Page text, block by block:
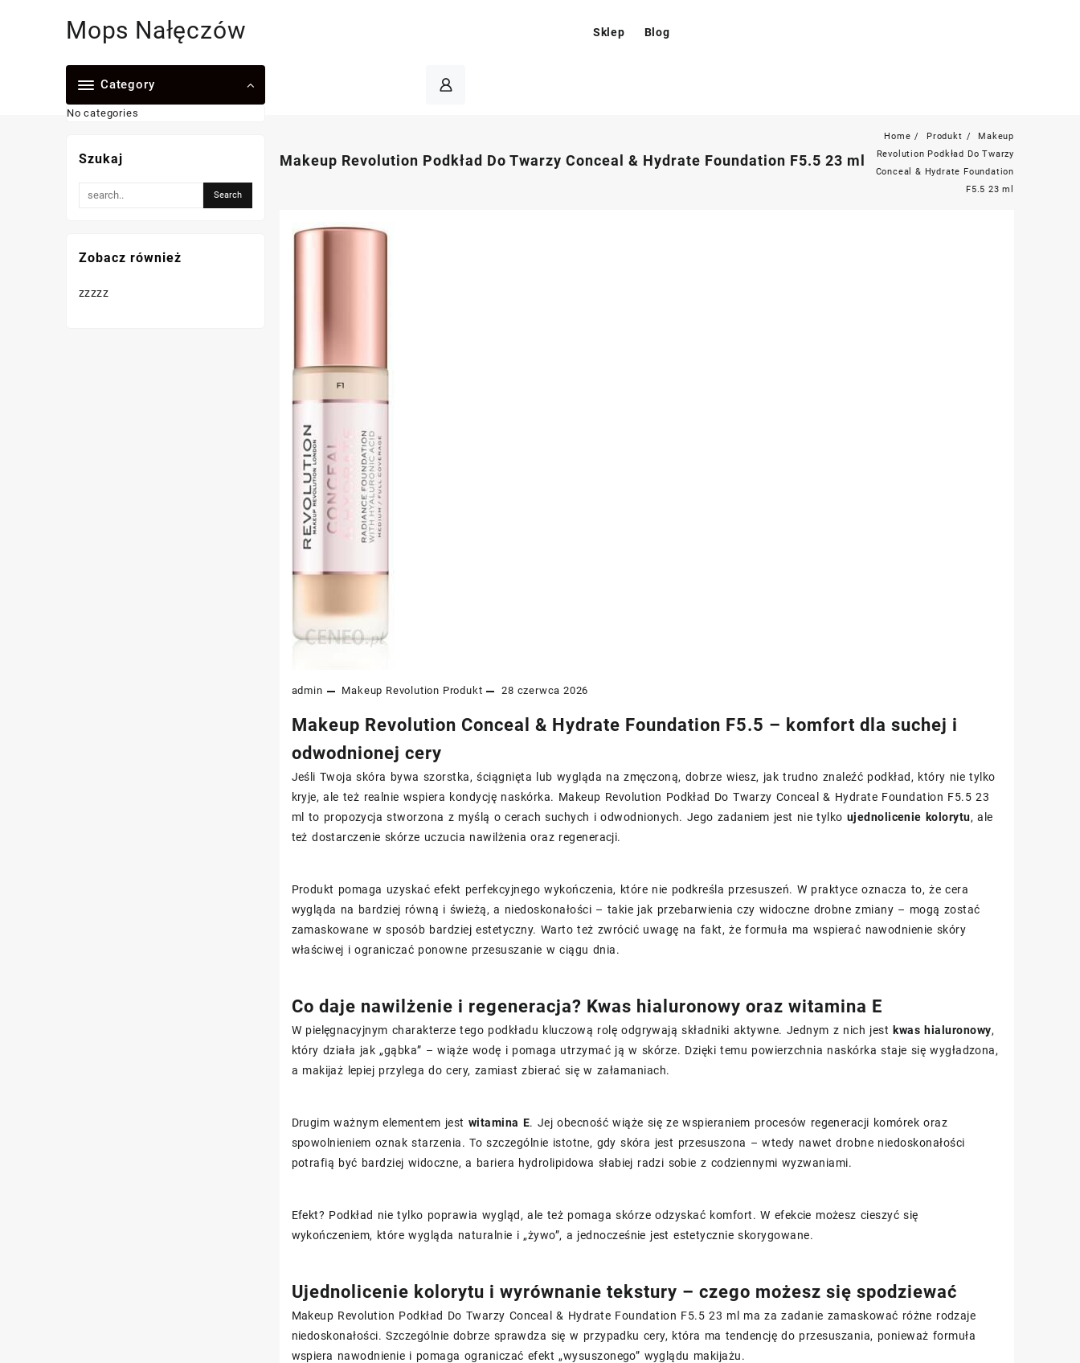
Mops Nałęczów Sklep Blog
Category
No categories
Makeup Revolution Podkład Do Twarzy Conceal & Hydrate Foundation F5.5 23 ml
Home Produkt
Makeup
Revolution Podkład Do Twarzy
Conceal & Hydrate Foundation
F5.5 23 ml
admin Makeup Revolution Produkt 28 czerwca 2026
Makeup Revolution Conceal & Hydrate Foundation F5.5 – komfort dla suchej i
odwodnionej cery
Jeśli Twoja skóra bywa szorstka, ściągnięta lub wygląda na zmęczoną, dobrze wiesz, jak trudno znaleźć podkład, który nie tylko
kryje, ale też realnie wspiera kondycję naskórka. Makeup Revolution Podkład Do Twarzy Conceal & Hydrate Foundation F5.5 23
ml to propozycja stworzona z myślą o cerach suchych i odwodnionych. Jego zadaniem jest nie tylko ujednolicenie kolorytu, ale
też dostarczenie skórze uczucia nawilżenia oraz regeneracji.
Produkt pomaga uzyskać efekt perfekcyjnego wykończenia, które nie podkreśla przesuszeń. W praktyce oznacza to, że cera
wygląda na bardziej równą i świeżą, a niedoskonałości – takie jak przebarwienia czy widoczne drobne zmiany – mogą zostać
zamaskowane w sposób bardziej estetyczny. Warto też zwrócić uwagę na fakt, że formuła ma wspierać nawodnienie skóry
właściwej i ograniczać ponowne przesuszanie w ciągu dnia.
Co daje nawilżenie i regeneracja? Kwas hialuronowy oraz witamina E
W pielęgnacyjnym charakterze tego podkładu kluczową rolę odgrywają składniki aktywne. Jednym z nich jest kwas hialuronowy,
który działa jak „gąbka” – wiąże wodę i pomaga utrzymać ją w skórze. Dzięki temu powierzchnia naskórka staje się wygładzona,
a makijaż lepiej przylega do cery, zamiast zbierać się w załamaniach.
Drugim ważnym elementem jest witamina E. Jej obecność wiąże się ze wspieraniem procesów regeneracji komórek oraz
spowolnieniem oznak starzenia. To szczególnie istotne, gdy skóra jest przesuszona – wtedy nawet drobne niedoskonałości
potrafią być bardziej widoczne, a bariera hydrolipidowa słabiej radzi sobie z codziennymi wyzwaniami.
Efekt? Podkład nie tylko poprawia wygląd, ale też pomaga skórze odzyskać komfort. W efekcie możesz cieszyć się
wykończeniem, które wygląda naturalnie i „żywo”, a jednocześnie jest estetycznie skorygowane.
Ujednolicenie kolorytu i wyrównanie tekstury – czego możesz się spodziewać
Makeup Revolution Podkład Do Twarzy Conceal & Hydrate Foundation F5.5 23 ml ma za zadanie zamaskować różne rodzaje
niedoskonałości. Szczególnie dobrze sprawdza się w przypadku cery, która ma tendencję do przesuszania, ponieważ formuła
wspiera nawodnienie i pomaga ograniczać efekt „wysuszonego” wyglądu makijażu.
Szukaj
Zobacz również
zzzzz